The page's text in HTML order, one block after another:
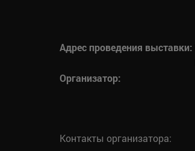
Адрес проведения выставки:
Организатор:
Контакты организатора: